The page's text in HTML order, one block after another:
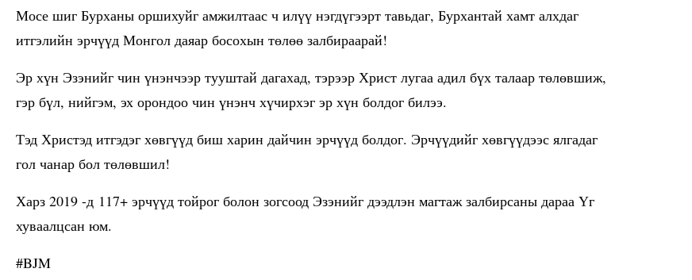
Мосе шиг Бурханы оршихуйг амжилтаас ч илүү нэгдүгээрт тавьдаг, Бурхантай хамт алхдаг
итгэлийн эрчүүд Монгол даяар босохын төлөө залбираарай!
Эр хүн Эзэнийг чин үнэнчээр тууштай дагахад, тэрээр Христ лугаа адил бүх талаар төлөвшиж,
гэр бүл, нийгэм, эх орондоо чин үнэнч хүчирхэг эр хүн болдог билээ.
Тэд Христэд итгэдэг хөвгүүд биш харин дайчин эрчүүд болдог. Эрчүүдийг хөвгүүдээс ялгадаг
гол чанар бол төлөвшил!
Харз 2019 -д 117+ эрчүүд тойрог болон зогсоод Эзэнийг дээдлэн магтаж залбирсаны дараа Үг
хуваалцсан юм.
#BJM